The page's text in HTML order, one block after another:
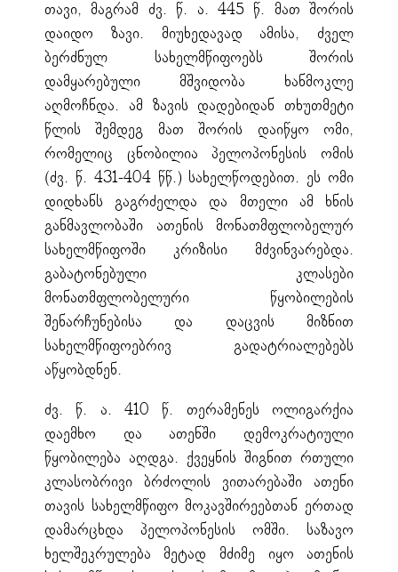
თავი, მაგრამ ძვ. წ. ა. 445 წ. მათ შორის
დაიდო ზავი. მიუხედავად ამისა, ძველ
ბერძნულ სახელმწიფოებს შორის
დამყარებული მშვიდობა ხანმოკლე
აღმოჩნდა. ამ ზავის დადებიდან თხუთმეტი
წლის შემდეგ მათ შორის დაიწყო ომი,
რომელიც ცნობილია პელოპონესის ომის
(ძვ. წ. 431-404 წწ.) სახელწოდებით. ეს ომი
დიდხანს გაგრძელდა და მთელი ამ ხნის
განმავლობაში ათენის მონათმფლობელურ
სახელმწიფოში კრიზისი მძვინვარებდა.
გაბატონებული კლასები
მონათმფლობელური წყობილების
შენარჩუნებისა და დაცვის მიზნით
სახელმწიფოებრივ გადატრიალებებს
აწყობდნენ.
ძვ. წ. ა. 410 წ. თერამენეს ოლიგარქია
დაემხო და ათენში დემოკრატიული
წყობილება აღდგა. ქვეყნის შიგნით რთული
კლასობრივი ბრძოლის ვითარებაში ათენი
თავის სახელმწიფო მოკავშირეებთან ერთად
დამარცხდა პელოპონესის ომში. საზავო
ხელშეკრულება მეტად მძიმე იყო ათენის